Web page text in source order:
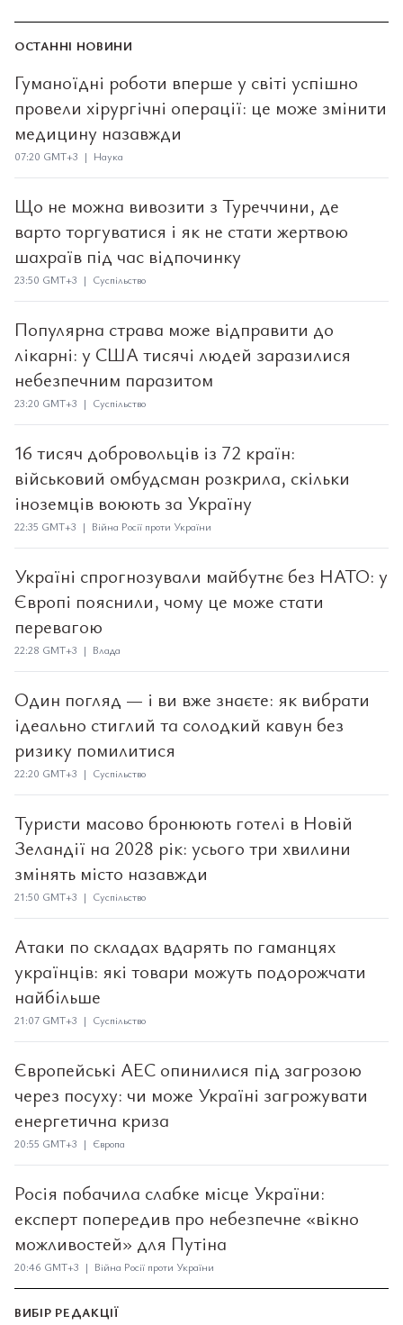
ОСТАННІ НОВИНИ
Гуманоїдні роботи вперше у світі успішно
провели хірургічні операції: це може змінити
медицину назавжди
07:20 GMT+3 | Наука
Що не можна вивозити з Туреччини, де
варто торгуватися і як не стати жертвою
шахраїв під час відпочинку
23:50 GMT+3 | Суспільство
Популярна страва може відправити до
лікарні: у США тисячі людей заразилися
небезпечним паразитом
23:20 GMT+3 | Суспільство
16 тисяч добровольців із 72 країн:
військовий омбудсман розкрила, скільки
іноземців воюють за Україну
22:35 GMT+3 | Війна Росії проти України
Україні спрогнозували майбутнє без НАТО: у
Європі пояснили, чому це може стати
перевагою
22:28 GMT+3 | Влада
Один погляд — і ви вже знаєте: як вибрати
ідеально стиглий та солодкий кавун без
ризику помилитися
22:20 GMT+3 | Суспільство
Туристи масово бронюють готелі в Новій
Зеландії на 2028 рік: усього три хвилини
змінять місто назавжди
21:50 GMT+3 | Суспільство
Атаки по складах вдарять по гаманцях
українців: які товари можуть подорожчати
найбільше
21:07 GMT+3 | Суспільство
Європейські АЕС опинилися під загрозою
через посуху: чи може Україні загрожувати
енергетична криза
20:55 GMT+3 | Європа
Росія побачила слабке місце України:
експерт попередив про небезпечне «вікно
можливостей» для Путіна
20:46 GMT+3 | Війна Росії проти України
ВИБІР РЕДАКЦІЇ